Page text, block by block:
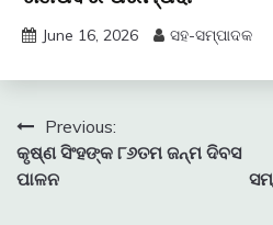
June 16, 2026 ସହ-ସମ୍ପାଦକ
Post
navigation
Previous:
କୃଷ୍ଣ ସିଂହଙ୍କ ୮୬ତମ ଜନ୍ମ ଦିବସ
ପାଳନ